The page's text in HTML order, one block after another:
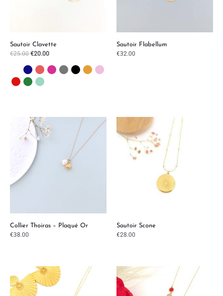
Sautoir Clavette
€25.00 €20.00
Sautoir Flabellum
€32.00
Collier Thoiras – Plaqué Or
€38.00
Sautoir Scone
€28.00